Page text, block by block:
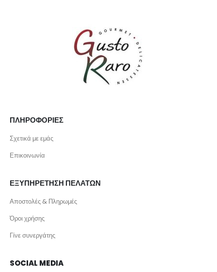
ΠΛΗΡΟΦΟΡΙΕΣ
Σχετικά με εμάς
Επικοινωνία
ΕΞΥΠΗΡΕΤΗΣΗ ΠΕΛΑΤΩΝ
Αποστολές & Πληρωμές
Όροι χρήσης
Γίνε συνεργάτης
SOCIAL MEDIA